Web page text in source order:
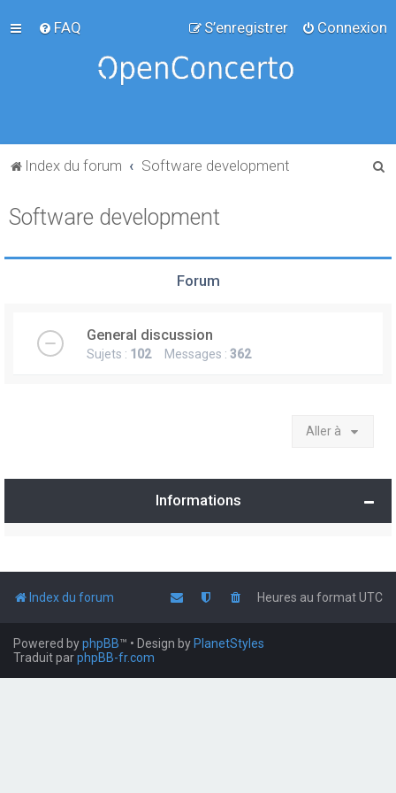
FAQ Connexion
S’enregistrer
Index du forum Software development
e
Software development
Forum
General discussion
Sujets : 102Messages : 362
Aller à
Informations
Index du forum Heures au formatUTC
Powered byphpBB™ • Design by PlanetStyles
Traduit parphpBB-fr.com